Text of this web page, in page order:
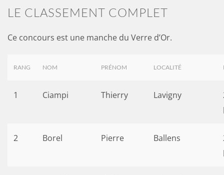
LE CLASSEMENT COMPLET
Ce concours est une manche du Verre d’Or.
RANG NOM PRÉNOM LOCALITÉ
1 Ciampi Thierry Lavigny
2 Borel Pierre Ballens